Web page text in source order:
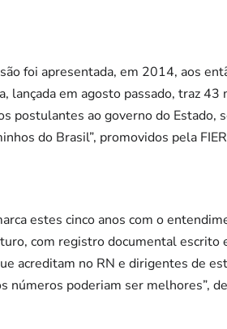
foi apresentada, em 2014, aos
lançada em agosto passado, traz
postulantes ao governo do Estado,
do Brasil”, promovidos pela
estes cinco anos com o
com registro documental escrito
acreditam no RN e dirigentes de
números poderiam ser melhores”,